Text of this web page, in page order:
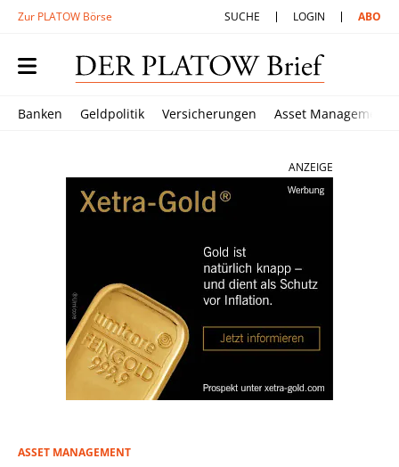
Zur PLATOW Börse SUCHE LOGIN ABO
Banken Geldpolitik Versicherungen Asset Management
ANZEIGE
ASSET MANAGEMENT